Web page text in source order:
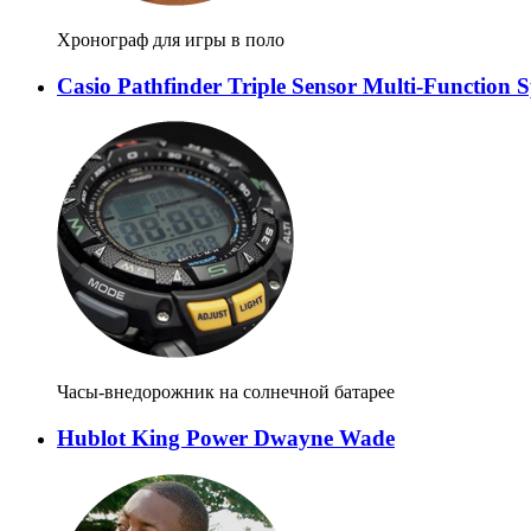
Хронограф для игры в поло
Casio Pathfinder Triple Sensor Multi-Function
Часы-внедорожник на солнечной батарее
Hublot King Power Dwayne Wade